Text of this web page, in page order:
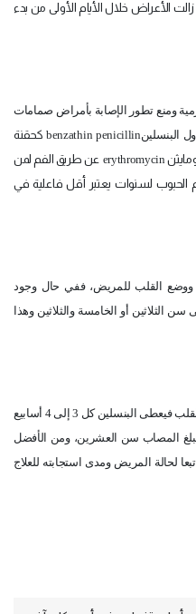
الأعراض خلال الأيام الأولى من بدء
ومنع تطور الإصابة بأمراض صمامات
البنسلينbenzathin penicillin كحقنة
erythromycin عن طريق الفم لمن
الحبوب لسنوات يعتبر أقل فاعلية في
القلب للمريض، ففي حال وجود
سن الثلاثين أو الخامسة والثلاثين وهذا
أما في حال عدم وجود إصابة في صمامات القلب فيعطى البنسلين كل 3 إلى 4 أسابيع
المصاب سن العشرين، ومن الأفضل
لحالة المريض ومدى استجابته للعلاج